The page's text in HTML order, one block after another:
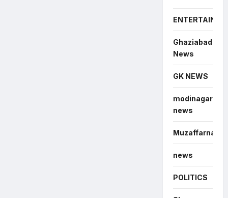
Ghaziabad
News
GK NEWS
modinagar
news
Muzaffarnagar
news
POLITICS